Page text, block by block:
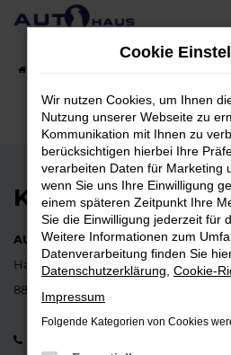
Zum
KONTAKT
AUTOHAUS ERNST HAHN GmbH
Hauptstraße 37
88662 Überlingen-Lippertsreute
Cookie
Wir nutzen Cookies, um Ihnen
Nutzung unserer Webseite zu
Kommunikation mit Ihnen zu
berücksichtigen hierbei Ihre
verarbeiten Daten für Marketing
wenn Sie uns Ihre Einwilligung
einem späteren Zeitpunkt Ihre
Sie die Einwilligung jederzeit für
Weitere Informationen zum
Datenverarbeitung finden Sie
Datenschutzerklärung Cookie-
Impressum
Folgende Kategorien von Cookies